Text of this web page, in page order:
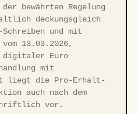
bewährten Regelung
deckungsgleich
und mit
13.03.2026,
digitaler Euro
mit
liegt die Pro-Erhalt-
auch nach dem
vor.